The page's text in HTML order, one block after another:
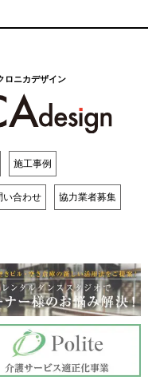
ロニカデザイン
施工事例
い合わせ 協力業者募集